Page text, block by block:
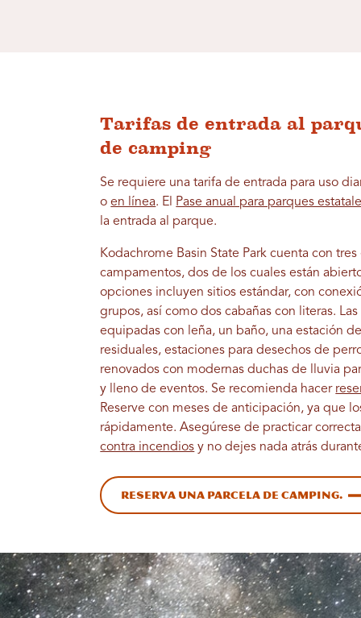
Tarifas de entrada al
de camping
Se requiere una tarifa de entrada para uso
oen línea. El Pase anual para parques
la entrada al parque.
Kodachrome Basin State Park cuenta con
campamentos, dos de los cuales están
opciones incluyen sitios estándar, con
grupos, así como dos cabañas con literas.
equipadas con leña, un baño, una estación
residuales, estaciones para desechos de
renovados con modernas duchas de lluvia
y lleno de eventos. Se recomienda hacer
Reserve con meses de anticipación, ya que
rápidamente. Asegúrese de practicar
contra incendios y no dejes nada atrás
Reserva una parcela de camping.